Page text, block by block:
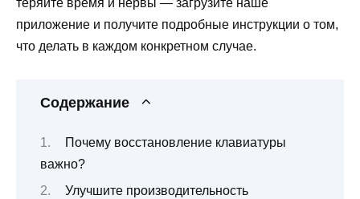
теряйте время и нервы — загрузите наше
приложение и получите подробные инструкции о том,
что делать в каждом конкретном случае.
Содержание
Почему восстановление клавиатуры
важно?
Улучшите производительность